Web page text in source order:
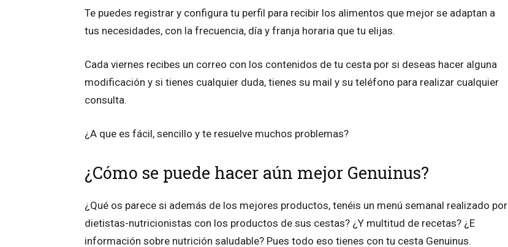
Te puedes registrar y configura tu perfil para recibir los alimentos que mejor se adaptan a
tus necesidades, con la frecuencia, día y franja horaria que tu elijas.
Cada viernes recibes un correo con los contenidos de tu cesta por si deseas hacer alguna
modificación y si tienes cualquier duda, tienes su mail y su teléfono para realizar cualquier
consulta.
¿A que es fácil, sencillo y te resuelve muchos problemas?
¿Cómo se puede hacer aún mejor Genuinus?
¿Qué os parece si además de los mejores productos, tenéis un menú semanal realizado por
dietistas-nutricionistas con los productos de sus cestas? ¿Y multitud de recetas? ¿E
información sobre nutrición saludable? Pues todo eso tienes con tu cesta Genuinus.